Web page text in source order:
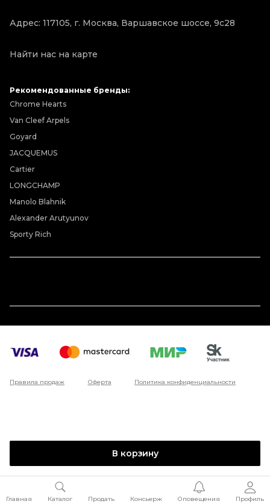
В корзину
Адрес: 117105, г. Москва, Варшавское шоссе, 9с28
Найти нас на карте
Рекомендованные бренды:
Chrome Hearts
Van Cleef Arpels
Goyard
JACQUEMUS
Cartier
LONGCHAMP
Manolo Blahnik
Alexander Arutyunov
Sporty Rich
Правила продаж Оферта Политика конфиденциальности
Главная Каталог Продать Консьерж Оповещения Профиль